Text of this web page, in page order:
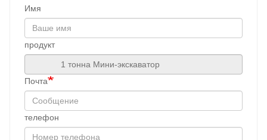
Имя
продукт
Почта
телефон